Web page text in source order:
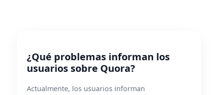
¿Qué problemas informan los
usuarios sobre Quora?
Actualmente, los usuarios informan